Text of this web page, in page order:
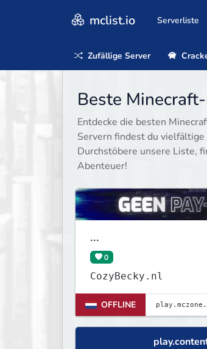
mclist.io Serverliste
Zufällige Server
Beste
Entdecke die besten
Servern findest du vielfältige
Durchstöbere unsere Liste,
Abenteuer!
...
0
CozyBecky.nl
OFFLINE